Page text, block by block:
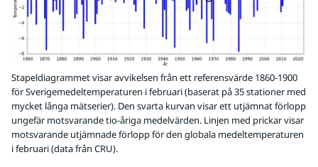
Stapeldiagrammet visar avvikelsen från ett referensvärde 1860-1900
för Sverigemedeltemperaturen i februari (baserat på 35 stationer med
mycket långa mätserier). Den svarta kurvan visar ett utjämnat förlopp
ungefär motsvarande tio-åriga medelvärden. Linjen med prickar visar
motsvarande utjämnade förlopp för den globala medeltemperaturen
i februari (data från CRU).